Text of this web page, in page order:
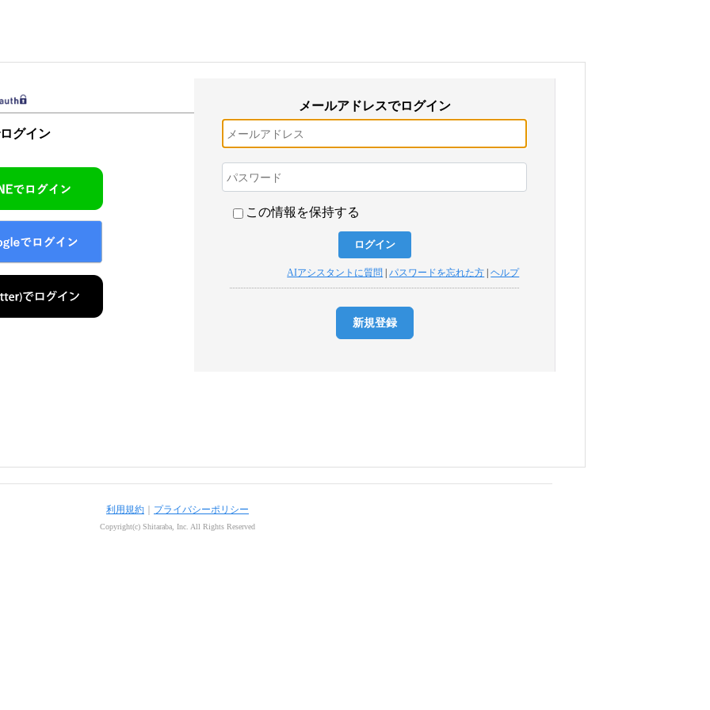
グイン
メールアドレスでログイン
この情報を保持する
AIアシスタントに質問 |パスワードを忘れた方 |ヘルプ
新規登録
利用規約 プライバシーポリシー
Copyright(c) Shitaraba, Inc. All Rights Reserved